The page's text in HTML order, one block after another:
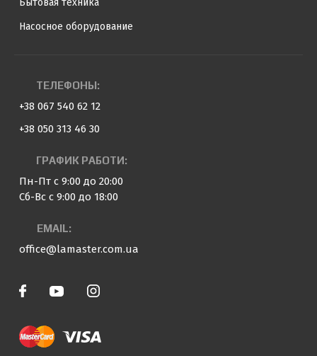
Бытовая техника
Насосное оборудование
ТЕЛЕФОНЫ:
+38 067 540 62 12
+38 050 313 46 30
ГРАФИК РАБОТИ:
Пн-Пт с 9:00 до 20:00
Сб-Вс с 9:00 до 18:00
EMAIL:
office@lamaster.com.ua